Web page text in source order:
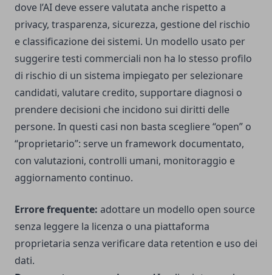
dove l’AI deve essere valutata anche rispetto a
privacy, trasparenza, sicurezza, gestione del rischio
e classificazione dei sistemi. Un modello usato per
suggerire testi commerciali non ha lo stesso profilo
di rischio di un sistema impiegato per selezionare
candidati, valutare credito, supportare diagnosi o
prendere decisioni che incidono sui diritti delle
persone. In questi casi non basta scegliere “open” o
“proprietario”: serve un framework documentato,
con valutazioni, controlli umani, monitoraggio e
aggiornamento continuo.
Errore frequente: adottare un modello open source
senza leggere la licenza o una piattaforma
proprietaria senza verificare data retention e uso dei
dati.